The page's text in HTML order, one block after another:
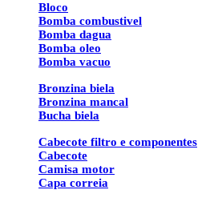
Bloco
Bomba combustivel
Bomba dagua
Bomba oleo
Bomba vacuo
Bronzina biela
Bronzina mancal
Bucha biela
Cabecote filtro e componentes
Cabecote
Camisa motor
Capa correia